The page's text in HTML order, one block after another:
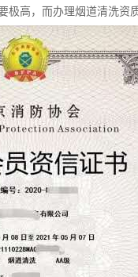
高，而办理烟道清洗资